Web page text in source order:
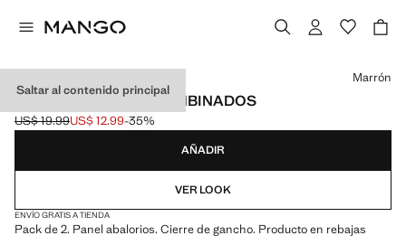
Saltar al contenido principal
PACK 2 COLLARES COMBINADOS
Precio inicial tachado [US$ 19.99 ]
US$ 19.99
Precio actual [US$ 12.99 ]
US$ 12.99-35%
Selecciona un color
Marrón
AÑADIR
VER LOOK
ENVÍO GRATIS A TIENDA
Pack de 2. Panel abalorios. Cierre de gancho. Producto en rebajas